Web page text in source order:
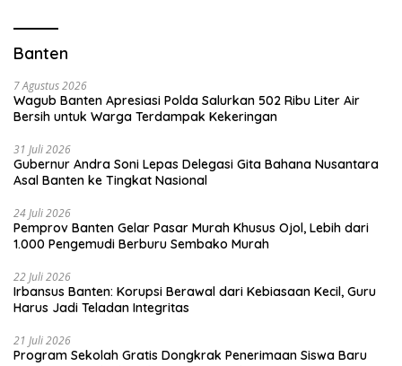
Banten
7 Agustus 2026
Wagub Banten Apresiasi Polda Salurkan 502 Ribu Liter Air
Bersih untuk Warga Terdampak Kekeringan
31 Juli 2026
Gubernur Andra Soni Lepas Delegasi Gita Bahana Nusantara
Asal Banten ke Tingkat Nasional
24 Juli 2026
Pemprov Banten Gelar Pasar Murah Khusus Ojol, Lebih dari
1.000 Pengemudi Berburu Sembako Murah
22 Juli 2026
Irbansus Banten: Korupsi Berawal dari Kebiasaan Kecil, Guru
Harus Jadi Teladan Integritas
21 Juli 2026
Program Sekolah Gratis Dongkrak Penerimaan Siswa Baru